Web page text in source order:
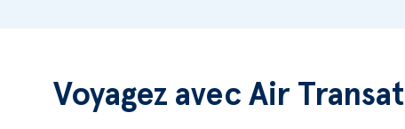
Voyagez avec Air Transat